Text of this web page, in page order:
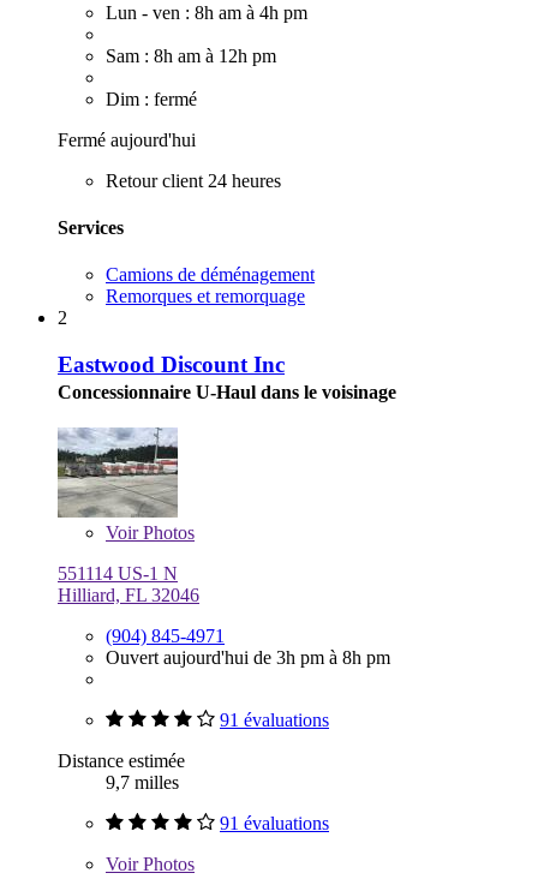
Lun - ven : 8h am à 4h pm
Sam : 8h am à 12h pm
Dim : fermé
Fermé aujourd'hui
Retour client 24 heures
Services
Camions de déménagement
Remorques et remorquage
2
Eastwood Discount Inc
Concessionnaire U-Haul dans le voisinage
VoirPhotos
551114 US-1 N
Hilliard, FL 32046
(904) 845-4971
Ouvert aujourd'hui de 3h pm à 8h pm
91 évaluations
Distance estimée
9,7 milles
91 évaluations
VoirPhotos